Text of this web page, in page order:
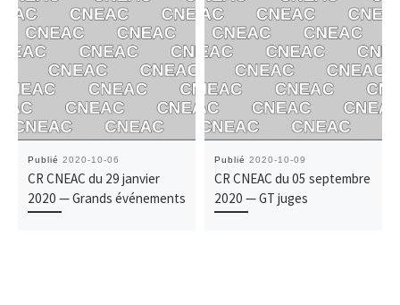
Publié 2020-10-06
CR CNEAC du 29 janvier
2020 — Grands événements
Publié 2020-10-09
CR CNEAC du 05 septembre
2020 — GT juges